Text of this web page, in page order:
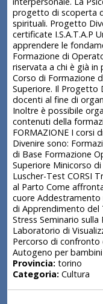
progetto di scoperta
spirituali. Progetto
certificate I.S.A.T.A.P
apprendere le
Formazione di
riservata a chi è già in
Corso di Formazione
Superiore. Il Progetto
docenti al fine di
Inoltre è possibile
contenuti della
FORMAZIONE I
Divenire sono:
di Base Formazione
Superiore Minicorso
Luscher-Test CORSI
al Parto Come
cuore Addestramento
di Apprendimento del
Stress Seminario
Laboratorio di
Percorso di
Autogeno per bambini
Provincia:torino
Categoria:Cultura